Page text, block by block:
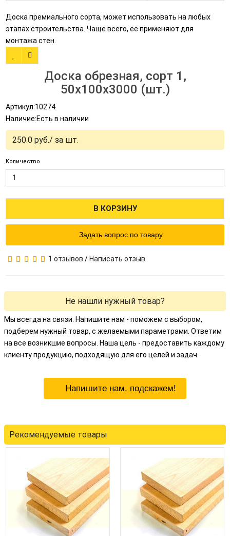
Доска премиального сорта, может использовать на любых
этапах строительства. Чаще всего, ее применяют для
монтажа стен.
Доска обрезная, сорт 1,
50x100x3000 (шт.)
Артикул:10274
Наличие:Есть в наличии
250.0 руб./ за шт.
Количество
В КОРЗИНУ
Задать вопрос по товару
1 отзывов / Написать отзыв
Не нашли нужный товар?
Мы всегда на связи. Напишите нам - поможем с выбором,
подберем нужный товар, с желаемыми параметрами. Ответим
на все возникшие вопросы. Наша цель - предоставить каждому
клиенту продукцию, подходящую для его целей и задач.
Напишите нам, подскажем!
Рекомендуемые товары